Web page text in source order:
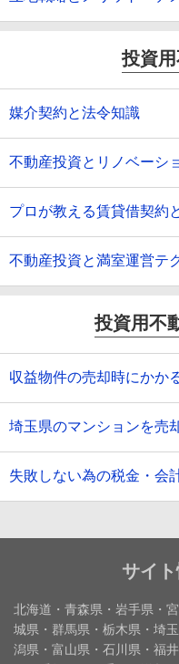
投資
媒介契約と法令知識
不動産投資とリノベーシ
プロが教える賃貸借契約
不動産投資と満室運営テ
投資用不
収益物件の売却時にかか
埼玉県のマンションを売
失敗しない為の税金・会
サイ
北海道・青森県・岩手県・
城県・群馬県・栃木県・埼
潟県・富山県・石川県・福